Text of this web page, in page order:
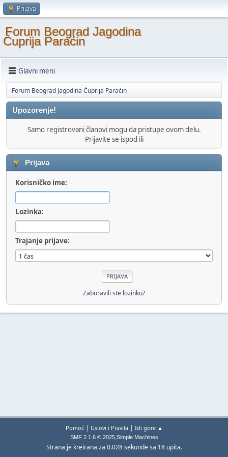
Prijava
Forum Beograd Jagodina
Ćuprija Paraćin
Glavni meni
Forum Beograd Jagodina Ćuprija Paraćin
Upozorenje!
Samo registrovani članovi mogu da pristupe ovom delu.
Prijavite se ispod ili
Prijava
Korisničko ime:
Lozinka:
Trajanje prijave:
Zaboravili ste lozinku?
Pomoć| Uslovi i Pravila| Idi gore ▲
SMF 2.1.6 © 2025,Simple Machines
Strana je kreirana za 0.028 sekunde sa 18 upita.